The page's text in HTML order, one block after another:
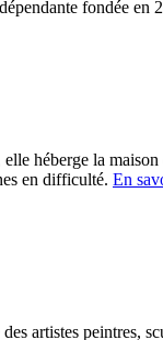
fondée
héberge la
en difficulté. En
artistes peintres,